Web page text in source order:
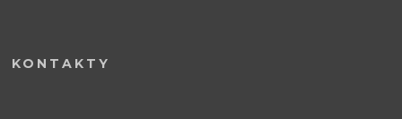
KONTAKTY